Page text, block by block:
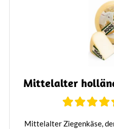
Mittelalter
Mittelalter Ziegenkäse,